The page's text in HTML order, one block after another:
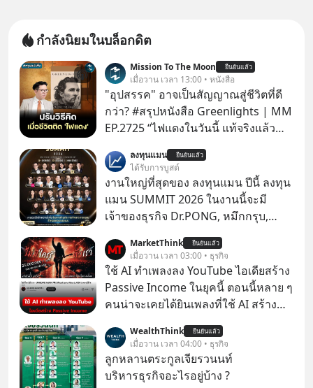
กำลังนิยมในบล็อกดิต
Mission To The Moon ยืนยันแล้ว
เมื่อวาน เวลา 13:00 • หนังสือ
"อุปสรรค" อาจเป็นสัญญาณสู่ชีวิตที่ดี
กว่า? #สรุปหนังสือ Greenlights | MM
EP.2725 “ไฟแดงในวันนี้ แท้จริงแล้ว
เปลี่ยนสี” McConaughey ดาราดาวรุ่ง
ในยุคหนึ่ง เคยปฏิเสธเงินค่าตัวหนังรอม
คอมที่สูงถึง 14.5 ล้านดอลลาร์ (หรือ
ราว 500 ล้านบาท) เพียงเพราะเขาไม่
อยากขังตัวเองไว้ในกล่องเดิมๆ ผลที่
ตามมาคือ โทรศัพท์ของเขากลายเป็น
ความเงียบสนิทนานถึง 14 เดือนเต็ม แต่
ความเงียบและ "ไฟแดง" ในวันนั้นกลับ
กลายเป็นการถอยหลังเพื่อตั้งหลัก จนส่ง
ให้เขาก้าวขึ้นไปยืนถือรางวัลออสการ์
ในบทบาทที่เปลี่ยนชีวิตเขาไปตลอดกาล
ใน MM EP. นี้ เราจะมาร่วมถอดรหัส
และปรับวิธีคิดกันว่า Greenlight (ไฟ
เขียว) จะสร้างมันขึ้นมาล่วงหน้าด้วย
ลงทุนแมน ยืนยันแล้ว
ได้รับการบูสต์
งานใหญ่ที่สุดของ ลงทุนแมน ปีนี้ ลงทุน
แมน SUMMIT 2026 ในงานนี้จะมี
เจ้าของธุรกิจ Dr.PONG, หมึกกรุบ,
Fastwork, MizuMi, KARMART, อิชิตัน
มาแชร์ความรู้การสร้างธุรกิจ
MarketThink ยืนยันแล้ว
เมื่อวาน เวลา 03:00 • ธุรกิจ
ใช้ AI ทำเพลงลง YouTube ไอเดียสร้าง
Passive Income ในยุคนี้ ตอนนี้หลาย ๆ
คนน่าจะเคยได้ยินเพลงที่ใช้ AI สร้าง
รู้ตัวเรา” จากช่องชื่อว่า UNHEARD
MUSIC ที่ตอนนี้มียอดรับชมกว่า 26
ล้านครั้งแล้ว
WealthThink ยืนยันแล้ว
เมื่อวาน เวลา 04:00 • ธุรกิจ
ลูกหลานตระกูลเจียรวนนท์
บริหารธุรกิจอะไรอยู่บ้าง ?